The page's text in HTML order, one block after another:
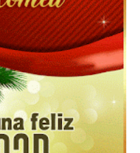
Gladis